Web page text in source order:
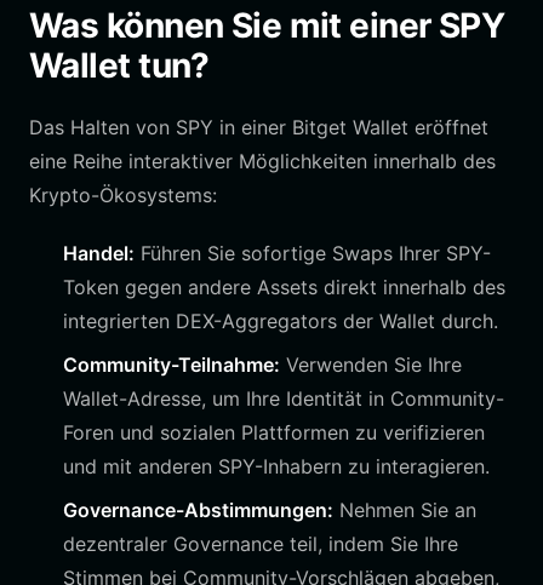
Was können Sie mit einer SPY
Wallet tun?
Das Halten von SPY in einer Bitget Wallet eröffnet
eine Reihe interaktiver Möglichkeiten innerhalb des
Krypto-Ökosystems:
Handel: Führen Sie sofortige Swaps Ihrer SPY-
Token gegen andere Assets direkt innerhalb des
integrierten DEX-Aggregators der Wallet durch.
Community-Teilnahme: Verwenden Sie Ihre
Wallet-Adresse, um Ihre Identität in Community-
Foren und sozialen Plattformen zu verifizieren
und mit anderen SPY-Inhabern zu interagieren.
Governance-Abstimmungen: Nehmen Sie an
dezentraler Governance teil, indem Sie Ihre
Stimmen bei Community-Vorschlägen abgeben,